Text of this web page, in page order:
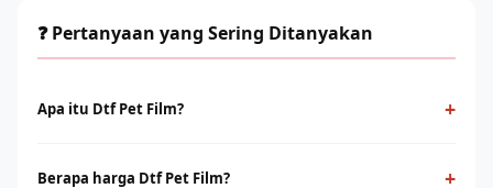
❓ Pertanyaan yang Sering Ditanyakan
Apa itu Dtf Pet Film? +
film PET sebagai media transfer ke berbagai jenis kain,
Berapa harga Dtf Pet Film? +